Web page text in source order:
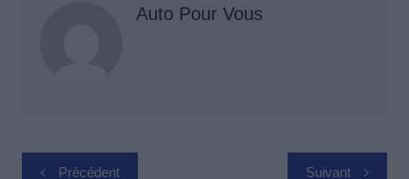
Auto Pour Vous
Navigation
Précédent Suivant